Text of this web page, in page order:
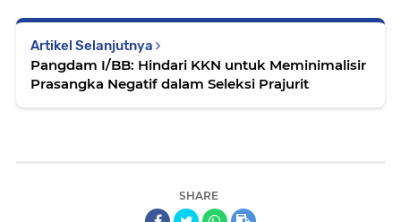
Artikel Selanjutnya
Pangdam I/BB: Hindari KKN untuk Meminimalisir
Prasangka Negatif dalam Seleksi Prajurit
SHARE